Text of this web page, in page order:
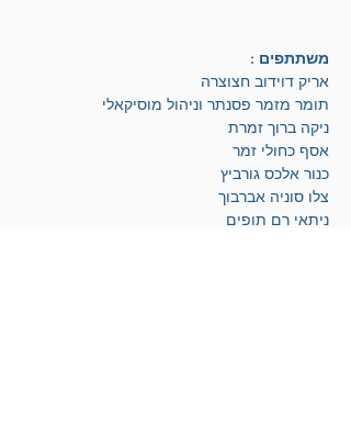
משתתפים :
אריק דוידוב חצוצרה
תומר מזמר פסנתר וניהול מוסיקאלי
ניקה ברוך זמרת
אסף כחולי זמר
כנור אלכס גורביץ
צלו סוניה אברבוך
ניתאי רם תופים